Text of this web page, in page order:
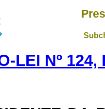
LEI Nº